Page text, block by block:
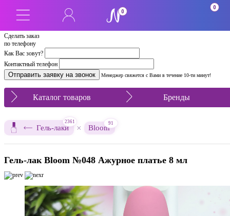
Сделать заказ
по телефону
Как Вас зовут?
Контактный телефон
Менеджер свяжется с Вами в течение 10-ти минут!
0
0
Каталог товаров Бренды
Гель-лаки
2361
× Bloom
91
Гель-лак Bloom №048 Ажурное платье 8 мл